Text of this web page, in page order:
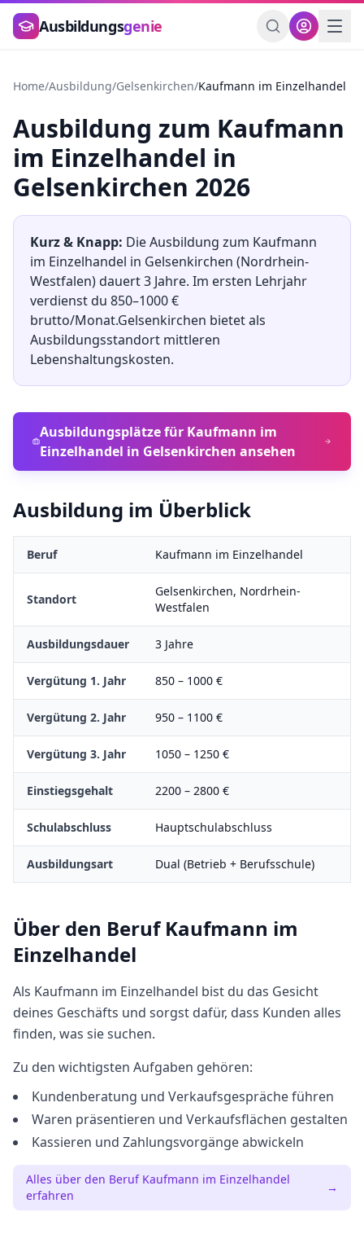
Zum Hauptinhalt springen
Ausbildungsgenie
Home/Ausbildung/Gelsenkirchen/Kaufmann im Einzelhandel
Ausbildung zum Kaufmann
im Einzelhandel in
Gelsenkirchen 2026
Kurz & Knapp: Die Ausbildung zum Kaufmann
im Einzelhandel in Gelsenkirchen (Nordrhein-
Westfalen) dauert3 Jahre. Im ersten Lehrjahr
verdienst du 850–1000€
brutto/Monat.Gelsenkirchen bietet als
Ausbildungsstandort mittleren
Lebenshaltungskosten.
Ausbildungsplätze für Kaufmann im
Einzelhandel in Gelsenkirchen ansehen
Ausbildung im Überblick
Beruf Kaufmann im Einzelhandel
Standort
Gelsenkirchen, Nordrhein-
Westfalen
Ausbildungsdauer 3 Jahre
Vergütung 1. Jahr 850 – 1000 €
Vergütung 2. Jahr 950 – 1100 €
Vergütung 3. Jahr 1050 – 1250 €
Einstiegsgehalt 2200 – 2800 €
Schulabschluss Hauptschulabschluss
Ausbildungsart Dual (Betrieb + Berufsschule)
Über den BerufKaufmann im
Einzelhandel
Als Kaufmann im Einzelhandel bist du das Gesicht
deines Geschäfts und sorgst dafür, dass Kunden alles
finden, was sie suchen.
Zu den wichtigsten Aufgaben gehören:
Kundenberatung und Verkaufsgespräche führen
Waren präsentieren und Verkaufsflächen gestalten
Kassieren und Zahlungsvorgänge abwickeln
Alles über den Beruf Kaufmann im Einzelhandel
erfahren
→